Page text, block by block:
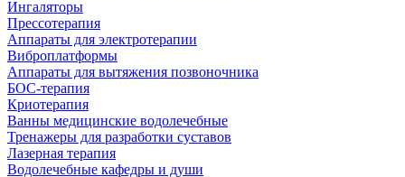
Ингаляторы
Прессотерапия
Аппараты для электротерапии
Виброплатформы
Аппараты для вытяжения позвоночника
БОС-терапия
Криотерапия
Ванны медицинские водолечебные
Тренажеры для разработки суставов
Лазерная терапия
Водолечебные кафедры и души